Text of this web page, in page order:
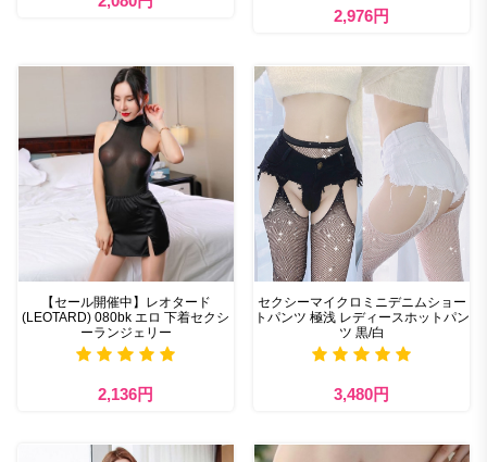
2,976円
【セール開催中】レオタード
(LEOTARD) 080bk エロ 下着セクシ
ーランジェリー
2,136円
セクシーマイクロミニデニムショー
トパンツ 極浅 レディースホットパン
ツ 黒/白
3,480円